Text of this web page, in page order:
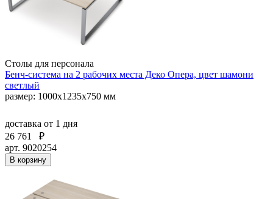
Столы для персонала
Бенч-система на 2 рабочих места Деко Опера, цвет шамони
светлый
размер: 1000х1235х750 мм
доставка от 1 дня
26 761
₽
арт. 9020254
В корзину